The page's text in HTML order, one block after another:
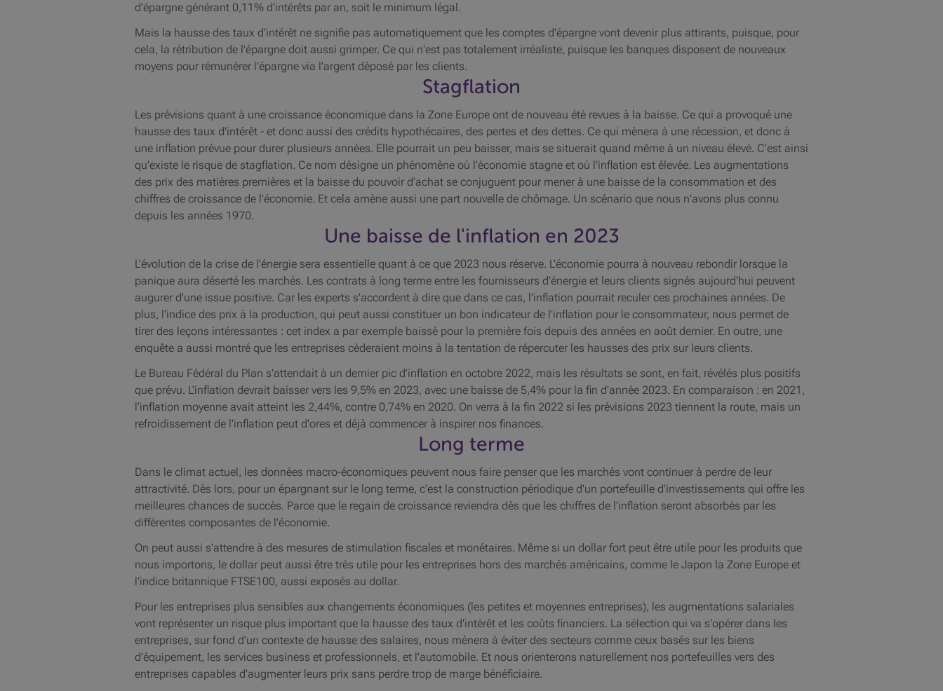
d'épargne générant 0,11% d'intérêts par an, soit le minimum légal.
Mais la hausse des taux d'intérêt ne signifie pas automatiquement que les comptes d'épargne vont devenir plus attirants, puisque, pour
cela, la rétribution de l'épargne doit aussi grimper. Ce qui n'est pas totalement irréaliste, puisque les banques disposent de nouveaux
moyens pour rémunérer l'épargne via l'argent déposé par les clients.
Stagflation
Les prévisions quant à une croissance économique dans la Zone Europe ont de nouveau été revues à la baisse. Ce qui a provoqué une
hausse des taux d'intérêt - et donc aussi des crédits hypothécaires, des pertes et des dettes. Ce qui mènera à une récession, et donc à
une inflation prévue pour durer plusieurs années. Elle pourrait un peu baisser, mais se situerait quand même à un niveau élevé. C'est ainsi
qu'existe le risque de stagflation. Ce nom désigne un phénomène où l'économie stagne et où l'inflation est élevée. Les augmentations
des prix des matières premières et la baisse du pouvoir d'achat se conjuguent pour mener à une baisse de la consommation et des
chiffres de croissance de l'économie. Et cela amène aussi une part nouvelle de chômage. Un scénario que nous n'avons plus connu
depuis les années 1970.
Une baisse de l'inflation en 2023
L'évolution de la crise de l'énergie sera essentielle quant à ce que 2023 nous réserve. L'économie pourra à nouveau rebondir lorsque la
panique aura déserté les marchés. Les contrats à long terme entre les fournisseurs d'énergie et leurs clients signés aujourd'hui peuvent
augurer d'une issue positive. Car les experts s'accordent à dire que dans ce cas, l'inflation pourrait reculer ces prochaines années. De
plus, l'indice des prix à la production, qui peut aussi constituer un bon indicateur de l'inflation pour le consommateur, nous permet de
tirer des leçons intéressantes : cet index a par exemple baissé pour la première fois depuis des années en août dernier. En outre, une
enquête a aussi montré que les entreprises cèderaient moins à la tentation de répercuter les hausses des prix sur leurs clients.
Le Bureau Fédéral du Plan s'attendait à un dernier pic d'inflation en octobre 2022, mais les résultats se sont, en fait, révélés plus positifs
que prévu. L'inflation devrait baisser vers les 9,5% en 2023, avec une baisse de 5,4% pour la fin d'année 2023. En comparaison : en 2021,
l'inflation moyenne avait atteint les 2,44%, contre 0,74% en 2020. On verra à la fin 2022 si les prévisions 2023 tiennent la route, mais un
refroidissement de l'inflation peut d'ores et déjà commencer à inspirer nos finances.
Long terme
Dans le climat actuel, les données macro-économiques peuvent nous faire penser que les marchés vont continuer à perdre de leur
attractivité. Dès lors, pour un épargnant sur le long terme, c'est la construction périodique d'un portefeuille d'investissements qui offre les
meilleures chances de succès. Parce que le regain de croissance reviendra dès que les chiffres de l'inflation seront absorbés par les
différentes composantes de l'économie.
On peut aussi s'attendre à des mesures de stimulation fiscales et monétaires. Même si un dollar fort peut être utile pour les produits que
nous importons, le dollar peut aussi être très utile pour les entreprises hors des marchés américains, comme le Japon la Zone Europe et
l'indice britannique FTSE100, aussi exposés au dollar.
Pour les entreprises plus sensibles aux changements économiques (les petites et moyennes entreprises), les augmentations salariales
vont représenter un risque plus important que la hausse des taux d'intérêt et les coûts financiers. La sélection qui va s'opérer dans les
entreprises, sur fond d'un contexte de hausse des salaires, nous mènera à éviter des secteurs comme ceux basés sur les biens
d'équipement, les services business et professionnels, et l'automobile. Et nous orienterons naturellement nos portefeuilles vers des
entreprises capables d'augmenter leurs prix sans perdre trop de marge bénéficiaire.